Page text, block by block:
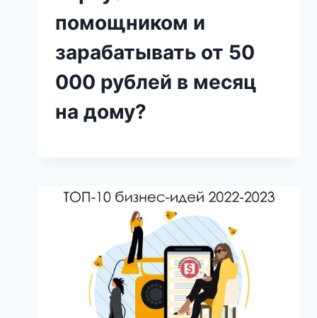
помощником и
зарабатывать от 50
000 рублей в месяц
на дому?